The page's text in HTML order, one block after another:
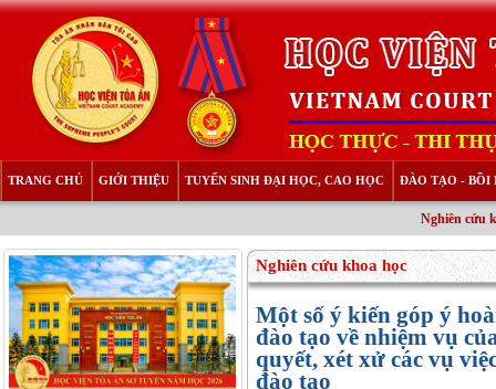
TRANG CHỦ GIỚI THIỆU TUYỂN SINH ĐẠI HỌC, CAO HỌC ĐÀO TẠO - BỒI
Nghiên cứu
Nghiên cứu khoa học
Một số ý kiến góp ý
đào tạo về nhiệm vụ
quyết, xét xử các vụ
đào tạo